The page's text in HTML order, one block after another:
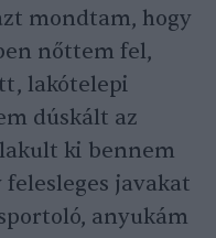
mondtam, hogy
nőttem fel,
lakótelepi
dúskált az
ki bennem
javakat
anyukám